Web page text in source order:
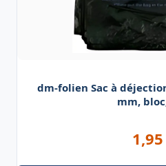
dm-folien Sac à
mm,
1,95